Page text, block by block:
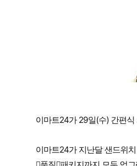
이마트24가 29일(수) 간편
이마트24가 지난달 샌드위